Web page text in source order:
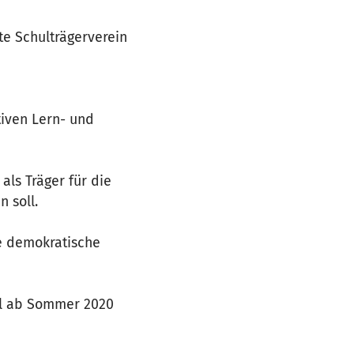
Schulträgerverein
Lern- und
Träger für die
soll.
demokratische
Sommer 2020